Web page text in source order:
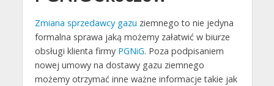
Zmiana sprzedawcy gazu ziemnego to nie jedyna
formalna sprawa jaką możemy załatwić w biurze
obsługi klienta firmy PGNiG. Poza podpisaniem
nowej umowy na dostawy gazu ziemnego
możemy otrzymać inne ważne informacje takie jak